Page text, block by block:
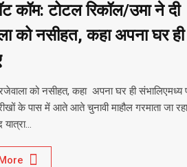
कॉम: टोटल रिकॉल/उमा ने दी
को नसीहत, कहा अपना घर ही
को नसीहत, कहा अपना घर ही
के पास में आते आते चुनावी माहौल गरमाता जा
यात्रा…